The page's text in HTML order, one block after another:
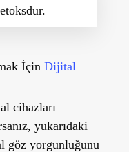
İçin Dijital
cihazları
yukarıdaki
göz yorgunluğunu